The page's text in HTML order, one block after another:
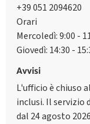
+39 051 2094620
Orari
Mercoledì: 9:00 -
Giovedì: 14:30 -
Avvisi
L'ufficio è chiuso
inclusi. Il servizio
dal 24 agosto